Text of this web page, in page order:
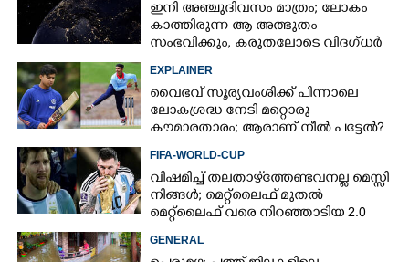
ഇനി അഞ്ചുദിവസം മാത്രം; ലോകം
കാത്തിരുന്ന ആ അത്ഭുതം
സംഭവിക്കും, കരുതലോടെ വിദഗ്ധർ
EXPLAINER
വൈഭവ് സൂര്യവംശിക്ക് പിന്നാലെ
ലോകശ്രദ്ധ നേടി മറ്റൊരു
കൗമാരതാരം; ആരാണ് നീൽ പട്ടേൽ?
FIFA-WORLD-CUP
വിഷമിച്ച് തലതാഴ്‌ത്തേണ്ടവനല്ല മെസ്സി
നിങ്ങള്‍; മെറ്റ്‌ലൈഫ് മുതല്‍
മെറ്റ്‌ലൈഫ് വരെ നിറഞ്ഞാടിയ 2.0
GENERAL